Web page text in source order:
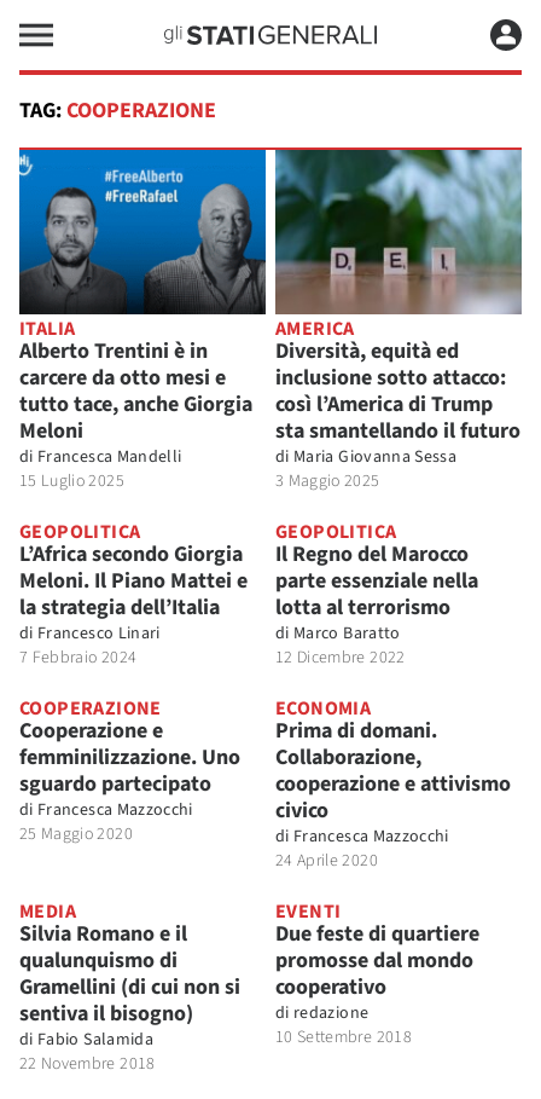
TAG:COOPERAZIONE
ITALIA
Alberto Trentini è in
carcere da otto mesi e
tutto tace, anche Giorgia
Meloni
di Francesca Mandelli
15 Luglio 2025
AMERICA
Diversità, equità ed
inclusione sotto attacco:
così l’America di Trump
sta smantellando il futuro
di Maria Giovanna Sessa
3 Maggio 2025
GEOPOLITICA
L’Africa secondo Giorgia
Meloni. Il Piano Mattei e
la strategia dell’Italia
di Francesco Linari
7 Febbraio 2024
GEOPOLITICA
Il Regno del Marocco
parte essenziale nella
lotta al terrorismo
di Marco Baratto
12 Dicembre 2022
COOPERAZIONE
Cooperazione e
femminilizzazione. Uno
sguardo partecipato
di Francesca Mazzocchi
25 Maggio 2020
ECONOMIA
Prima di domani.
Collaborazione,
cooperazione e attivismo
civico
di Francesca Mazzocchi
24 Aprile 2020
MEDIA
Silvia Romano e il
qualunquismo di
Gramellini (di cui non si
sentiva il bisogno)
di Fabio Salamida
22 Novembre 2018
EVENTI
Due feste di quartiere
promosse dal mondo
cooperativo
di redazione
10 Settembre 2018